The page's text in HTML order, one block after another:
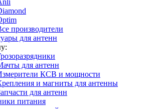
производители
для антенн
для антенн
КСВ и мощности
и магниты для антенны
для антенн
питания